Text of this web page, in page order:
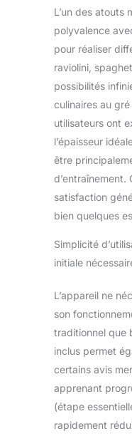
L’un des atouts
polyvalence
pour réaliser
raviolini,
possibilités
culinaires au
utilisateurs ont
l’épaisseur
être
d’entraînement.
satisfaction
bien quelques
Simplicité
initiale
L’appareil ne
son
traditionnel que
inclus permet
certains avis
apprenant
(étape
rapidement